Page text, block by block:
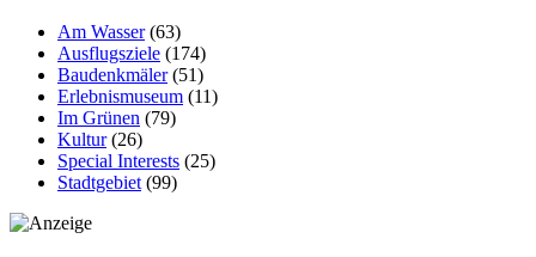
Am Wasser(63)
Ausflugsziele (174)
Baudenkmäler(51)
Erlebnismuseum (11)
Im Grünen (79)
Kultur(26)
Special Interests (25)
Stadtgebiet (99)